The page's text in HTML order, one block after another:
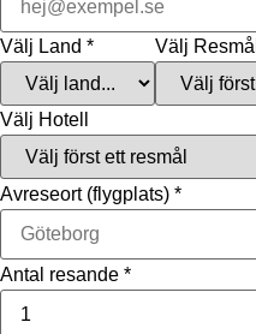
Välj Land * Välj Resmål
Välj Hotell
Avreseort (flygplats) *
Antal resande *